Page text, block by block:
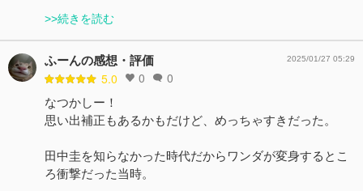
>>続きを読む
ふーんの感想・評価
5.0 0 0
2025/01/27 05:29
なつかしー！
思い出補正もあるかもだけど、めっちゃすきだった。
田中圭を知らなかった時代だからワンダが変身するとこ
ろ衝撃だった当時。